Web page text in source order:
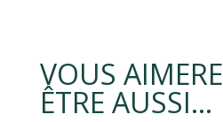
VOUS
ÊTRE AUSSI…